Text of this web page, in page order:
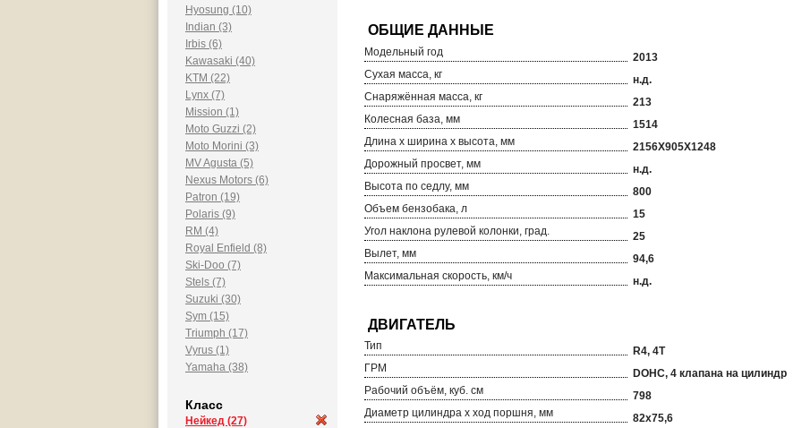
Hyosung (10)
Indian (3)
Irbis (6)
Kawasaki (40)
KTM (22)
Lynx (7)
Mission (1)
Moto Guzzi (2)
Moto Morini (3)
MV Agusta (5)
Nexus Motors (6)
Patron (19)
Polaris (9)
RM (4)
Royal Enfield (8)
Ski-Doo (7)
Stels (7)
Suzuki (30)
Sym (15)
Triumph (17)
Vyrus (1)
Yamaha (38)
Класс
Нейкед (27)
Модельный год
2013
Сухая масса, кг
н.д.
Снаряжённая масса, кг
213
Колесная база, мм
1514
Длина х ширина х высота, мм
2156Х905Х1248
Дорожный просвет, мм
н.д.
Высота по седлу, мм
800
Объем бензобака, л
15
Угол наклона рулевой колонки, град.
25
Вылет, мм
94,6
Максимальная скорость, км/ч
н.д.
Тип
R4, 4T
ГРМ
DOHC, 4 клапана на цилиндр
Рабочий объём, куб. см
798
Диаметр цилиндра х ход поршня, мм
82х75,6